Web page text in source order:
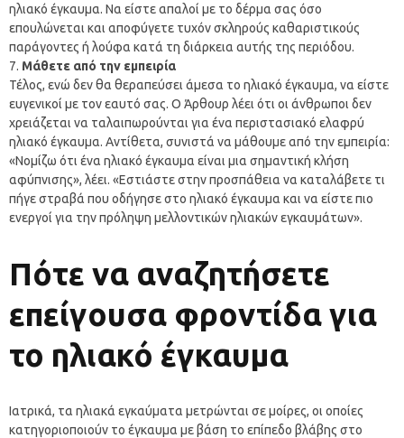
ηλιακό έγκαυμα. Να είστε απαλοί με το δέρμα σας όσο
επουλώνεται και αποφύγετε τυχόν σκληρούς καθαριστικούς
παράγοντες ή λούφα κατά τη διάρκεια αυτής της περιόδου.
Μάθετε από την εμπειρία
Τέλος, ενώ δεν θα θεραπεύσει άμεσα το ηλιακό έγκαυμα, να είστε
ευγενικοί με τον εαυτό σας. Ο Άρθουρ λέει ότι οι άνθρωποι δεν
χρειάζεται να ταλαιπωρούνται για ένα περιστασιακό ελαφρύ
ηλιακό έγκαυμα. Αντίθετα, συνιστά να μάθουμε από την εμπειρία:
«Νομίζω ότι ένα ηλιακό έγκαυμα είναι μια σημαντική κλήση
αφύπνισης», λέει. «Εστιάστε στην προσπάθεια να καταλάβετε τι
πήγε στραβά που οδήγησε στο ηλιακό έγκαυμα και να είστε πιο
ενεργοί για την πρόληψη μελλοντικών ηλιακών εγκαυμάτων».
Πότε να αναζητήσετε
επείγουσα φροντίδα για
το ηλιακό έγκαυμα
Ιατρικά, τα ηλιακά εγκαύματα μετρώνται σε μοίρες, οι οποίες
κατηγοριοποιούν το έγκαυμα με βάση το επίπεδο βλάβης στο